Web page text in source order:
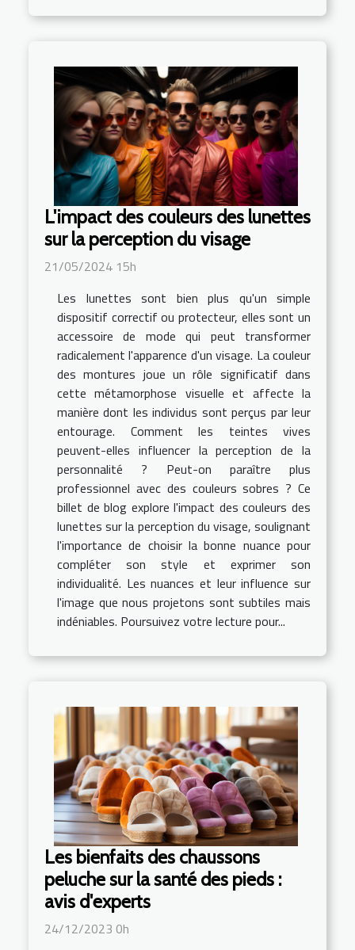
L'impact des couleurs des lunettes
sur la perception du visage
21/05/2024 15h
Les lunettes sont bien plus qu'un simple
dispositif correctif ou protecteur, elles sont un
accessoire de mode qui peut transformer
radicalement l'apparence d'un visage. La couleur
des montures joue un rôle significatif dans
cette métamorphose visuelle et affecte la
manière dont les individus sont perçus par leur
entourage. Comment les teintes vives
peuvent-elles influencer la perception de la
personnalité ? Peut-on paraître plus
professionnel avec des couleurs sobres ? Ce
billet de blog explore l'impact des couleurs des
lunettes sur la perception du visage, soulignant
l'importance de choisir la bonne nuance pour
compléter son style et exprimer son
individualité. Les nuances et leur influence sur
l'image que nous projetons sont subtiles mais
indéniables. Poursuivez votre lecture pour...
Les bienfaits des chaussons
peluche sur la santé des pieds :
avis d'experts
24/12/2023 0h